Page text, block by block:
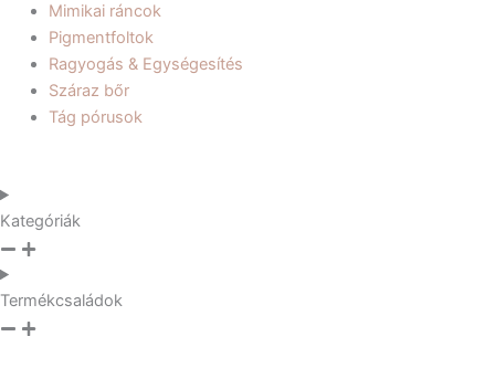
Mimikai ráncok
Pigmentfoltok
Ragyogás & Egységesítés
Száraz bőr
Tág pórusok
Kategóriák
Termékcsaládok